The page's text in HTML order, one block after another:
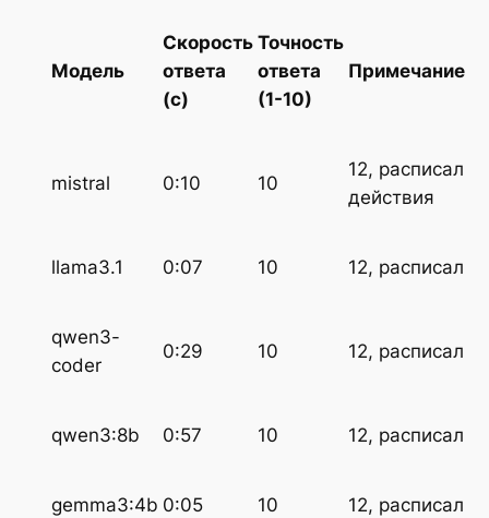
Модель
Скорость
ответа
(с)
Точность
ответа
(1-10)
Примечание
mistral 0:10 10
12, расписал
действия
llama3.1 0:07 10 12, расписал
qwen3-
coder
0:29 10 12, расписал
qwen3:8b 0:57 10 12, расписал
gemma3:4b 0:05 10 12, расписал